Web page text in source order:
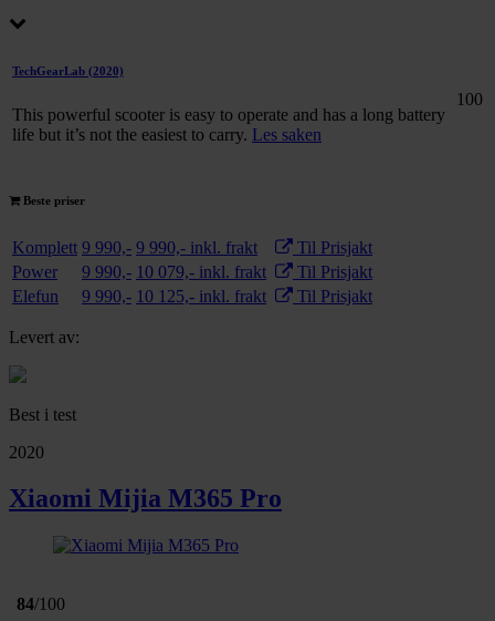
TechGearLab (2020)
This powerful scooter is easy to operate and has a long battery
life but it’s not the easiest to carry. Les saken
100
Beste priser
Komplett 9 990,- 9 990,- inkl. frakt
Til Prisjakt
Power
9 990,- 10 079,- inkl. frakt
Til Prisjakt
Elefun
9 990,- 10 125,- inkl. frakt Til Prisjakt
Levert av:
Best i test
2020
Xiaomi Mijia M365 Pro
84/100